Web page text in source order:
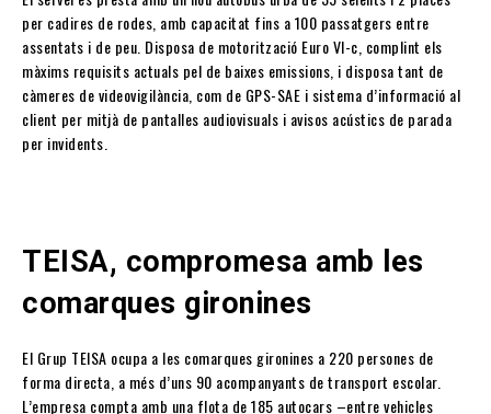
per cadires de rodes, amb capacitat fins a 100 passatgers entre
assentats i de peu. Disposa de motorització Euro VI-c, complint els
màxims requisits actuals pel de baixes emissions, i disposa tant de
càmeres de videovigilància, com de GPS-SAE i sistema d’informació al
client per mitjà de pantalles audiovisuals i avisos acústics de parada
per invidents.
TEISA, compromesa amb les
comarques gironines
El Grup TEISA ocupa a les comarques gironines a 220 persones de
forma directa, a més d’uns 90 acompanyants de transport escolar.
L’empresa compta amb una flota de 185 autocars –entre vehicles